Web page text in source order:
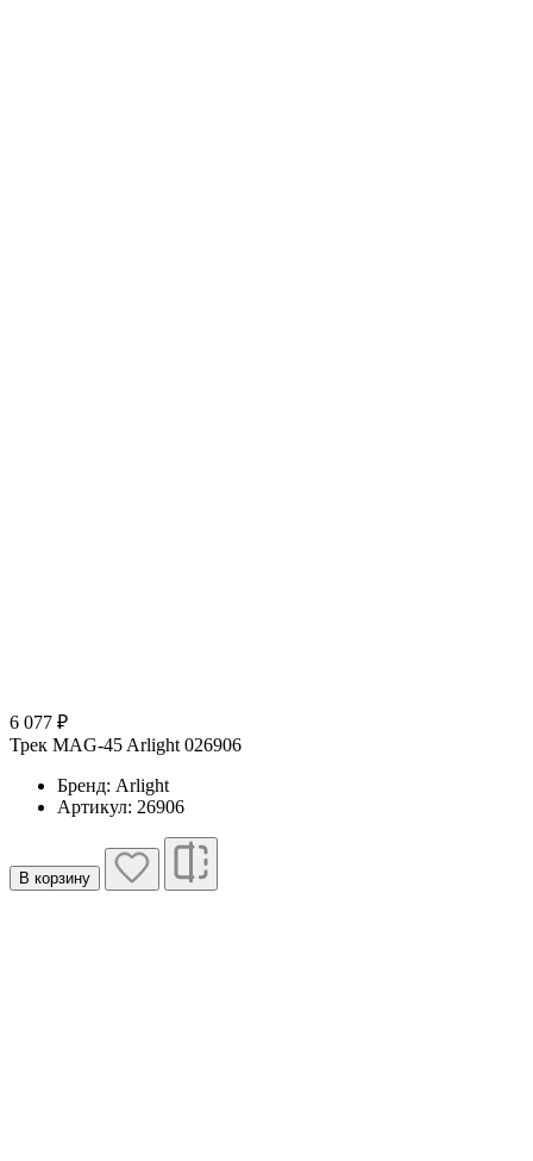
6 077 ₽
Трек MAG-45 Arlight 026906
Бренд: Arlight
Артикул: 26906
В корзину